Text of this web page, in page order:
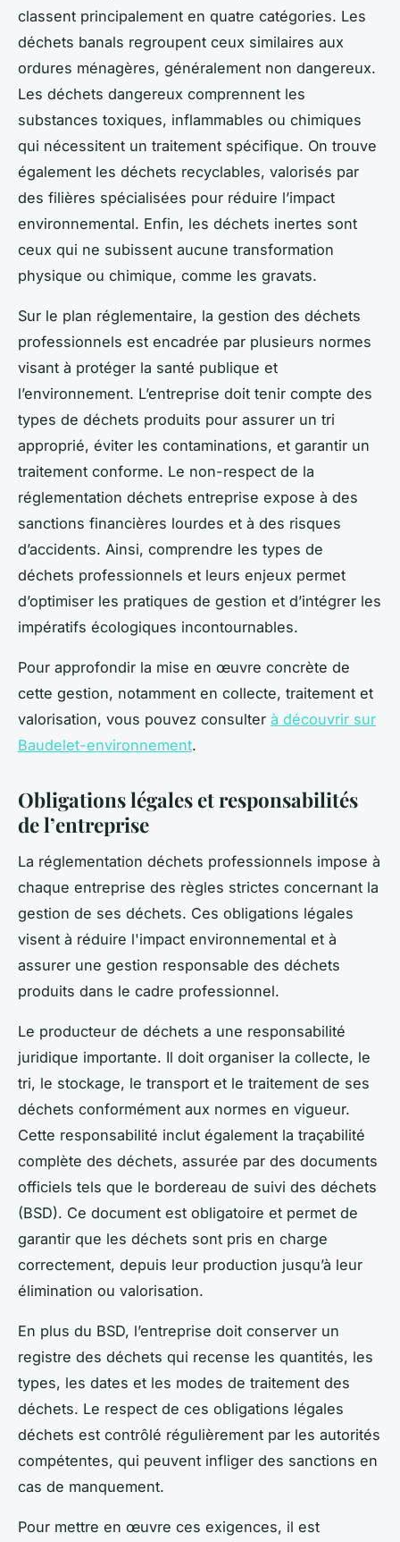
classent principalement en quatre catégories. Les
déchets banals regroupent ceux similaires aux
ordures ménagères, généralement non dangereux.
Les déchets dangereux comprennent les
substances toxiques, inflammables ou chimiques
qui nécessitent un traitement spécifique. On trouve
également les déchets recyclables, valorisés par
des filières spécialisées pour réduire l’impact
environnemental. Enfin, les déchets inertes sont
ceux qui ne subissent aucune transformation
physique ou chimique, comme les gravats.
Sur le plan réglementaire, la gestion des déchets
professionnels est encadrée par plusieurs normes
visant à protéger la santé publique et
l’environnement. L’entreprise doit tenir compte des
types de déchets produits pour assurer un tri
approprié, éviter les contaminations, et garantir un
traitement conforme. Le non-respect de la
réglementation déchets entreprise expose à des
sanctions financières lourdes et à des risques
d’accidents. Ainsi, comprendre les types de
déchets professionnels et leurs enjeux permet
d’optimiser les pratiques de gestion et d’intégrer les
impératifs écologiques incontournables.
Pour approfondir la mise en œuvre concrète de
cette gestion, notamment en collecte, traitement et
valorisation, vous pouvez consulter à découvrir sur
Baudelet-environnement.
Obligations légales et responsabilités
de l’entreprise
La réglementation déchets professionnels impose à
chaque entreprise des règles strictes concernant la
gestion de ses déchets. Ces obligations légales
visent à réduire l'impact environnemental et à
assurer une gestion responsable des déchets
produits dans le cadre professionnel.
Le producteur de déchets a une responsabilité
juridique importante. Il doit organiser la collecte, le
tri, le stockage, le transport et le traitement de ses
déchets conformément aux normes en vigueur.
Cette responsabilité inclut également la traçabilité
complète des déchets, assurée par des documents
officiels tels que le bordereau de suivi des déchets
(BSD). Ce document est obligatoire et permet de
garantir que les déchets sont pris en charge
correctement, depuis leur production jusqu’à leur
élimination ou valorisation.
En plus du BSD, l’entreprise doit conserver un
registre des déchets qui recense les quantités, les
types, les dates et les modes de traitement des
déchets. Le respect de ces obligations légales
déchets est contrôlé régulièrement par les autorités
compétentes, qui peuvent infliger des sanctions en
cas de manquement.
Pour mettre en œuvre ces exigences, il est